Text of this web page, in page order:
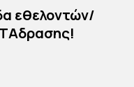
εθελοντών/